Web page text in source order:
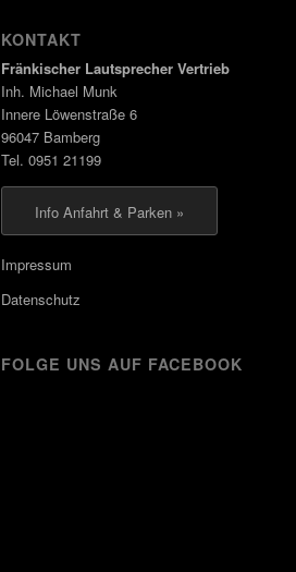
KONTAKT
Fränkischer Lautsprecher Vertrieb
Inh. Michael Munk
Innere Löwenstraße 6
96047 Bamberg
Tel. 0951 21199
Info Anfahrt & Parken »
Impressum
Datenschutz
FOLGE UNS AUF FACEBOOK